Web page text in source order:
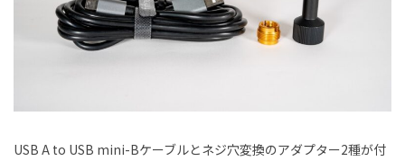
USB A to USB mini-Bケーブルとネジ穴変換のアダプター2種が付